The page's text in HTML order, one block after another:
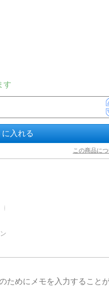
す
に入れる
この商品に
ためにメモを入力すること